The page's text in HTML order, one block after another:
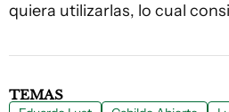
quiera utilizarlas, lo cual
TEMAS